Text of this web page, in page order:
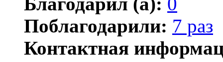
Поблагодарили: 7 раз
Контактная